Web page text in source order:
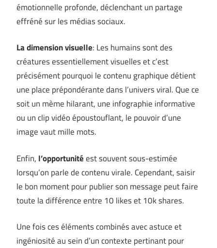
émotionnelle profonde, déclenchant un partage
effréné sur les médias sociaux.
La dimension visuelle: Les humains sont des
créatures essentiellement visuelles et c’est
précisément pourquoi le contenu graphique détient
une place prépondérante dans l’univers viral. Que ce
soit un mème hilarant, une infographie informative
ou un clip vidéo époustouflant, le pouvoir d’une
image vaut mille mots.
Enfin, l’opportunitéest souvent sous-estimée
lorsqu’on parle de contenu virale. Cependant, saisir
le bon moment pour publier son message peut faire
toute la différence entre 10 likes et 10k shares.
Une fois ces éléments combinés avec astuce et
ingéniosité au sein d’un contexte pertinant pour